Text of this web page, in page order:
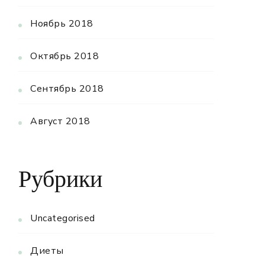
Ноябрь 2018
Октябрь 2018
Сентябрь 2018
Август 2018
Рубрики
Uncategorised
Диеты